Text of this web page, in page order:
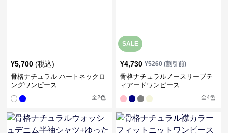
¥5,700 (税込)
骨格ナチュラル ハートネックロ
ングワンピース
全2色
SALE
¥4,730 ¥5260(割引前)
骨格ナチュラルノースリーブテ
ィアードワンピース
全4色